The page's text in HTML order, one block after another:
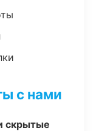
с нами
скрытые